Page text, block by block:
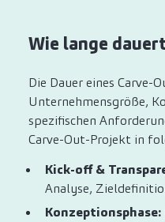
Wie lange
Die Dauer eines Carve-
Unternehmensgröße,
spezifischen
Carve-Out-Projekt in
Kick-off &
Analyse,
Konzeptionsphase: